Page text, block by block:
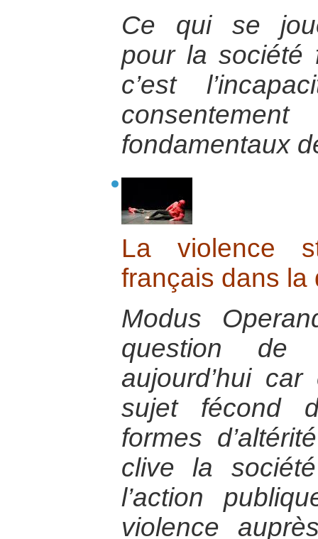
Ce qui se
pour la société
c’est
fondamentaux
La violence
français dans la
Modus
question de
aujourd’hui
sujet fécond
formes
clive la
l’action
violence